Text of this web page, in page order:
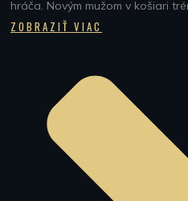
hráča. Novým mužom v košiari
ZOBRAZIŤ VIAC